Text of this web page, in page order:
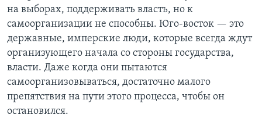
на выборах, поддерживать власть, но к
самоорганизации не способны. Юго-восток — это
державные, имперские люди, которые всегда ждут
организующего начала со стороны государства,
власти. Даже когда они пытаются
самоорганизовываться, достаточно малого
препятствия на пути этого процесса, чтобы он
остановился.